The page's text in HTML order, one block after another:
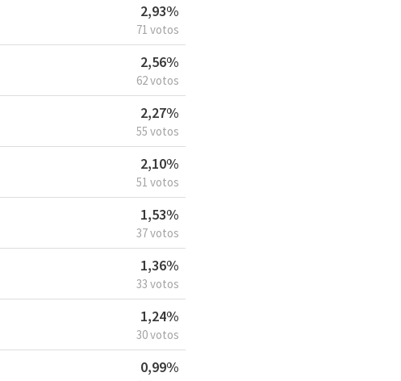
2,93%
71 votos
2,56%
62 votos
2,27%
55 votos
2,10%
51 votos
1,53%
37 votos
1,36%
33 votos
1,24%
30 votos
0,99%